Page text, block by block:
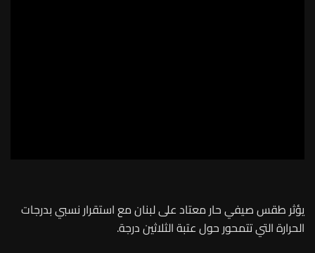
يؤثر طقس صيفي حار معتاد على لبنان مع استقرار نسبي بدرجات
الحرارة التي تتمحور حول عتبة الثلاثين درجة.